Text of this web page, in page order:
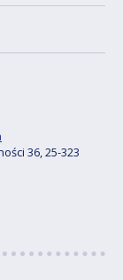
36, 25-323